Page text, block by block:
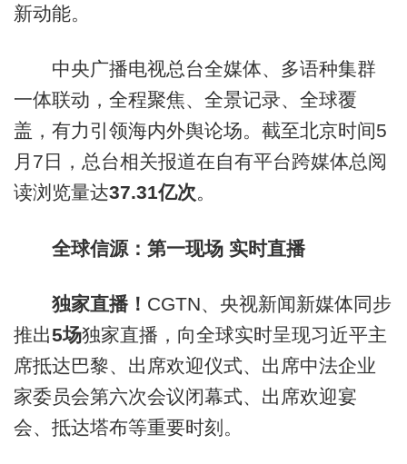
新动能。
中央广播电视总台全媒体、多语种集群
一体联动，全程聚焦、全景记录、全球覆
盖，有力引领海内外舆论场。截至北京时间5
月7日，总台相关报道在自有平台跨媒体总阅
读浏览量达37.31亿次。
全球信源：第一现场 实时直播
独家直播！ CGTN、央视新闻新媒体同步
推出5场独家直播，向全球实时呈现习近平主
席抵达巴黎、出席欢迎仪式、出席中法企业
家委员会第六次会议闭幕式、出席欢迎宴
会、抵达塔布等重要时刻。